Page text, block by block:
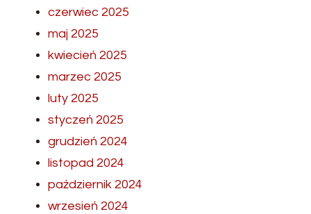
czerwiec 2025
maj 2025
kwiecień 2025
marzec 2025
luty 2025
styczeń 2025
grudzień 2024
listopad 2024
październik 2024
wrzesień 2024